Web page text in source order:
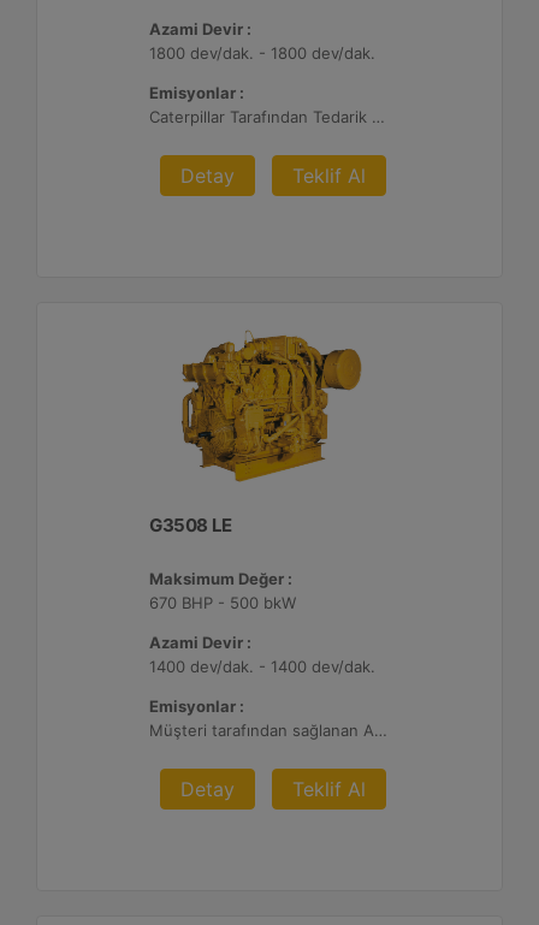
Azami Devir :
1800 dev/dak. - 1800 dev/dak.
Emisyonlar :
Caterpillar Tarafından Tedarik Edilen AFRC ve Müşteri Tarafından Sağlanan Atık Arıtma ile NSPS Saha Uyumluluğuna Sahiptir, %0,5 O2 Ayar Noktası
Detay Teklif Al
G3508 LE
Maksimum Değer :
670 BHP - 500 bkW
Azami Devir :
1400 dev/dak. - 1400 dev/dak.
Emisyonlar :
Müşteri tarafından sağlanan Atık Arıtma ile 2 g/bhp-sa. NOx
Detay Teklif Al